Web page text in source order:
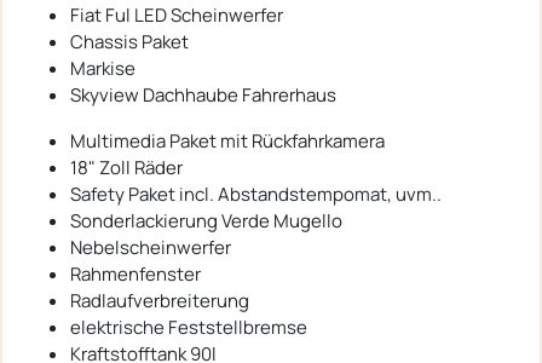
Fiat Ful LED Scheinwerfer
Chassis Paket
Markise
Skyview Dachhaube Fahrerhaus
Multimedia Paket mit Rückfahrkamera
18" Zoll Räder
Safety Paket incl. Abstandstempomat, uvm..
Sonderlackierung Verde Mugello
Nebelscheinwerfer
Rahmenfenster
Radlaufverbreiterung
elektrische Feststellbremse
Kraftstofftank 90l